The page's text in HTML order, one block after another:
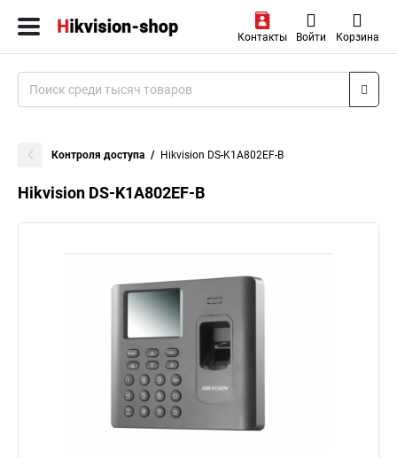
Контакты Войти Корзина
Контроля доступа Hikvision DS-K1A802EF-B
Hikvision DS-K1A802EF-B